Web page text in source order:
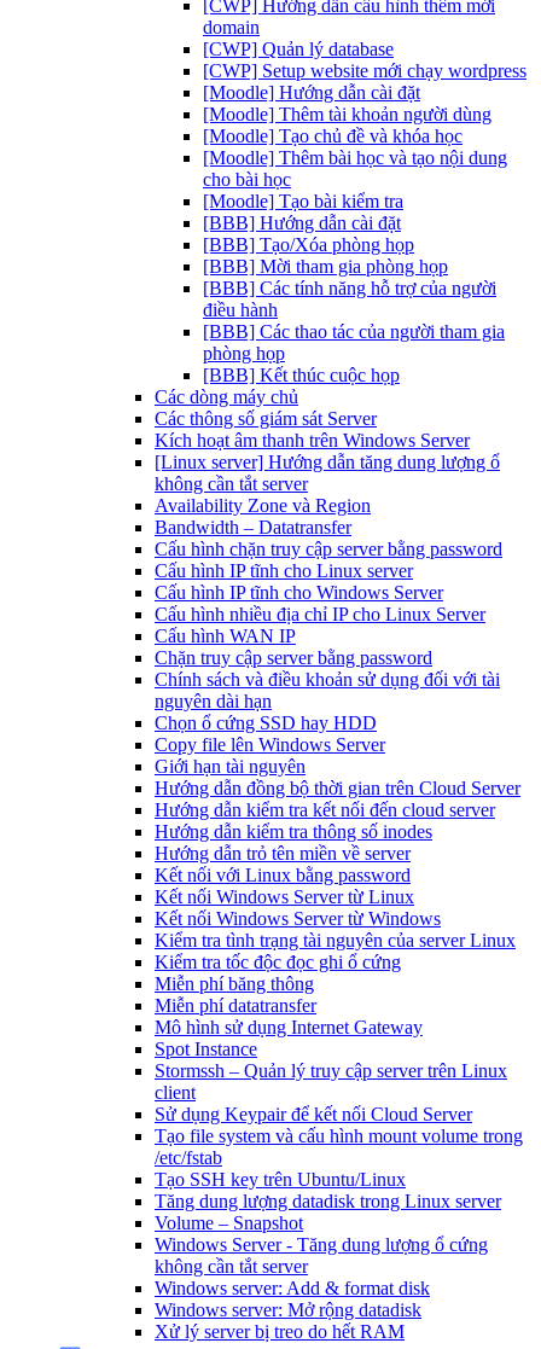
[CWP] Hướng dẫn cấu hình thêm mới
domain
[CWP] Quản lý database
[CWP] Setup website mới chạy wordpress
[Moodle] Hướng dẫn cài đặt
[Moodle] Thêm tài khoản người dùng
[Moodle] Tạo chủ đề và khóa học
[Moodle] Thêm bài học và tạo nội dung
cho bài học
[Moodle] Tạo bài kiểm tra
[BBB] Hướng dẫn cài đặt
[BBB] Tạo/Xóa phòng họp
[BBB] Mời tham gia phòng họp
[BBB] Các tính năng hỗ trợ của người
điều hành
[BBB] Các thao tác của người tham gia
phòng họp
[BBB] Kết thúc cuộc họp
Các dòng máy chủ
Các thông số giám sát Server
Kích hoạt âm thanh trên Windows Server
[Linux server] Hướng dẫn tăng dung lượng ổ
không cần tắt server
Availability Zone và Region
Bandwidth – Datatransfer
Cấu hình chặn truy cập server bằng password
Cấu hình IP tĩnh cho Linux server
Cấu hình IP tĩnh cho Windows Server
Cấu hình nhiều địa chỉ IP cho Linux Server
Cấu hình WAN IP
Chặn truy cập server bằng password
Chính sách và điều khoản sử dụng đối với tài
nguyên dài hạn
Chọn ổ cứng SSD hay HDD
Copy file lên Windows Server
Giới hạn tài nguyên
Hướng dẫn đồng bộ thời gian trên Cloud Server
Hướng dẫn kiểm tra kết nối đến cloud server
Hướng dẫn kiểm tra thông số inodes
Hướng dẫn trỏ tên miền về server
Kết nối với Linux bằng password
Kết nối Windows Server từ Linux
Kết nối Windows Server từ Windows
Kiểm tra tình trạng tài nguyên của server Linux
Kiểm tra tốc độc đọc ghi ổ cứng
Miễn phí băng thông
Miễn phí datatransfer
Mô hình sử dụng Internet Gateway
Spot Instance
Stormssh – Quản lý truy cập server trên Linux
client
Sử dụng Keypair để kết nối Cloud Server
Tạo file system và cấu hình mount volume trong
/etc/fstab
Tạo SSH key trên Ubuntu/Linux
Tăng dung lượng datadisk trong Linux server
Volume – Snapshot
Windows Server - Tăng dung lượng ổ cứng
không cần tắt server
Windows server: Add & format disk
Windows server: Mở rộng datadisk
Xử lý server bị treo do hết RAM